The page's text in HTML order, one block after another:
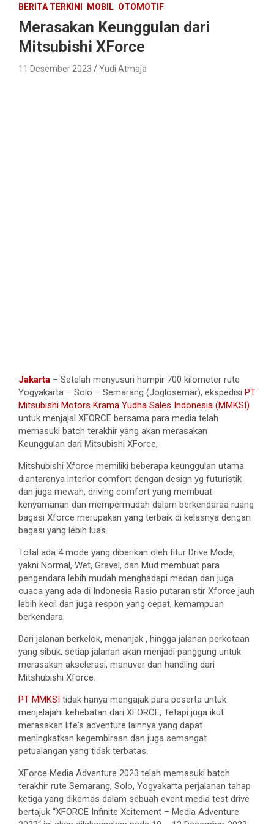
BERITA TERKINI MOBIL OTOMOTIF
Merasakan Keunggulan dari
Mitsubishi XForce
11 Desember 2023 Yudi Atmaja
Jakarta – Setelah menyusuri hampir 700 kilometer rute
Yogyakarta – Solo – Semarang (Joglosemar), ekspedisi PT
Mitsubishi Motors Krama Yudha Sales Indonesia (MMKSI)
untuk menjajal XFORCE bersama para media telah
memasuki batch terakhir yang akan merasakan
Keunggulan dari Mitsubishi XForce,
Mitshubishi Xforce memiliki beberapa keunggulan utama
diantaranya interior comfort dengan design yg futuristik
dan juga mewah, driving comfort yang membuat
kenyamanan dan mempermudah dalam berkendaraa ruang
bagasi Xforce merupakan yang terbaik di kelasnya dengan
bagasi yang lebih luas.
Total ada 4 mode yang diberikan oleh fitur Drive Mode,
yakni Normal, Wet, Gravel, dan Mud membuat para
pengendara lebih mudah menghadapi medan dan juga
cuaca yang ada di Indonesia Rasio putaran stir Xforce jauh
lebih kecil dan juga respon yang cepat, kemampuan
berkendara
Dari jalanan berkelok, menanjak , hingga jalanan perkotaan
yang sibuk, setiap jalanan akan menjadi panggung untuk
merasakan akselerasi, manuver dan handling dari
Mitshubishi Xforce.
PT MMKSI tidak hanya mengajak para peserta untuk
menjelajahi kehebatan dari XFORCE, Tetapi juga ikut
merasakan life's adventure lainnya yang dapat
meningkatkan kegembiraan dan juga semangat
petualangan yang tidak terbatas.
XForce Media Adventure 2023 telah memasuki batch
terakhir rute Semarang, Solo, Yogyakarta perjalanan tahap
ketiga yang dikemas dalam sebuah event media test drive
bertajuk “XFORCE Infinite Xcitement – Media Adventure